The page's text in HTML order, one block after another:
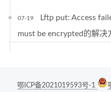
07-19
Lftp put: Access
must be encrypted的解决
鄂ICP备2021019593号-1